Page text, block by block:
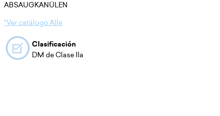
ABSAUGKANÜLEN
*Ver catálogo Alle
Clasificación
DM de Clase IIa